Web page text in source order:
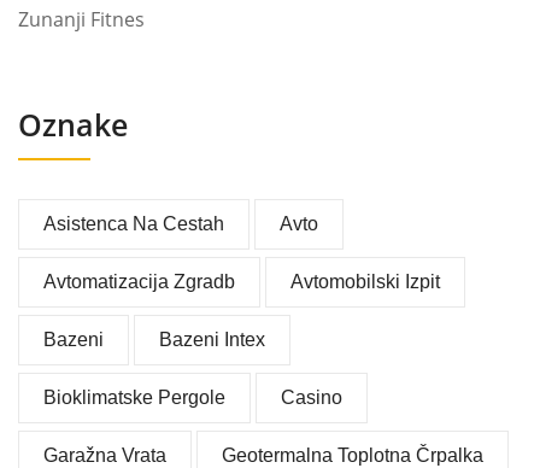
Zunanji Fitnes
Oznake
Asistenca Na Cestah Avto
Avtomatizacija Zgradb Avtomobilski Izpit
Bazeni Bazeni Intex
Bioklimatske Pergole Casino
Garažna Vrata Geotermalna Toplotna Črpalka